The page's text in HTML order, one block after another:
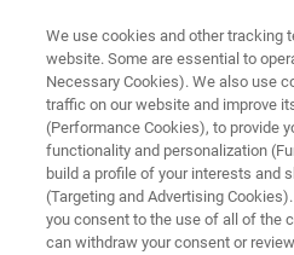
活体成像
动物学与植物学
优化动物及植物的形态
We use cookies and other tracking
website. Some are essential to
Necessary Cookies). We also use
traffic on our website and improve
(Performance Cookies), to provide
functionality and personalization
build a profile of your interests and
(Targeting and Advertising
you consent to the use of all of the
can withdraw your consent or